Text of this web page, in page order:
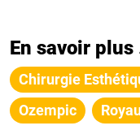
En savoir plus
Chirurgie
Ozempic